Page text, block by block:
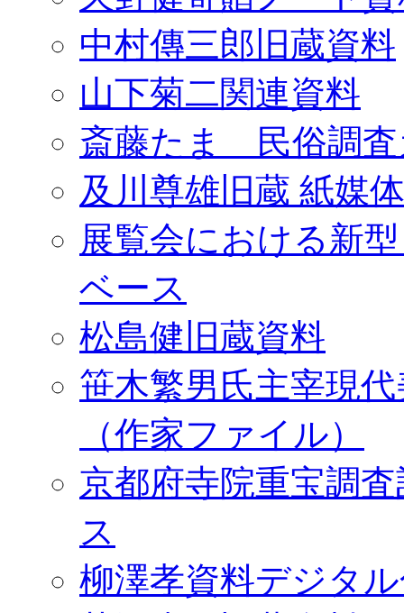
中村傳三郎旧蔵資料
山下菊二関連資料
斎藤たま 民俗調査
及川尊雄旧蔵 紙媒
展覧会における新
ベース
松島健旧蔵資料
笹木繁男氏主宰現
（作家ファイル）
京都府寺院重宝調
ス
柳澤孝資料デジタ